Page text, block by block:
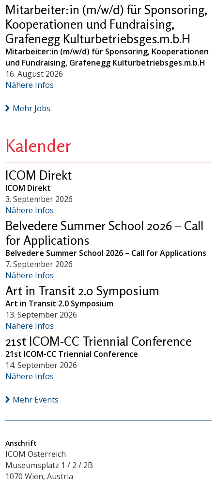
Mitarbeiter:in (m/w/d) für Sponsoring,
Kooperationen und Fundraising,
Grafenegg Kulturbetriebsges.m.b.H
Mitarbeiter:in (m/w/d) für Sponsoring, Kooperationen
und Fundraising, Grafenegg Kulturbetriebsges.m.b.H
16. August 2026
Nähere Infos
Mehr Jobs
Kalender
ICOM Direkt
ICOM Direkt
3. September 2026
Nähere Infos
Belvedere Summer School 2026 – Call
for Applications
Belvedere Summer School 2026 – Call for Applications
7. September 2026
Nähere Infos
Art in Transit 2.0 Symposium
Art in Transit 2.0 Symposium
13. September 2026
Nähere Infos
21st ICOM-CC Triennial Conference
21st ICOM-CC Triennial Conference
14. September 2026
Nähere Infos
Mehr Events
Anschrift
ICOM Österreich
Museumsplatz 1 / 2 / 2B
1070 Wien, Austria